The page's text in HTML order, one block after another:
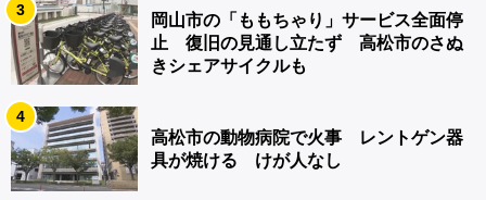
3
岡山市の「ももちゃり」サービス全面停
止 復旧の見通し立たず 高松市のさぬ
きシェアサイクルも
4
高松市の動物病院で火事 レントゲン器
具が焼ける けが人なし